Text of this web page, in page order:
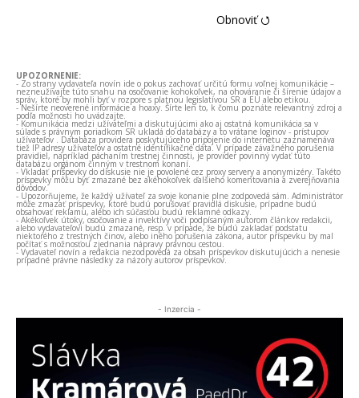
Obnoviť ⭯
UPOZORNENIE:
- Zo strany vydavateľa novín ide o pokus zachovať určitú formu voľnej komunikácie –
nezneužívajte túto snahu na osočovanie kohokoľvek, na ohováranie či šírenie údajov a
správ, ktoré by mohli byť v rozpore s platnou legislatívou SR a EÚ alebo etikou.
- Nešírte neoverené informácie a hoaxy. Šírte len to, k čomu poznáte relevantný zdroj a
podľa možnosti ho uvádzajte.
- Komunikácia medzi užívateľmi a diskutujúcimi ako aj ostatná komunikácia sa v
súlade s právnym poriadkom SR ukladá do databázy a to vrátane loginov - prístupov
užívateľov . Databáza providera poskytujúceho pripojenie do internetu zaznamenáva
tiež IP adresy užívateľov a ostatné identifikačné dáta. V prípade závažného porušenia
pravidiel, napríklad páchaním trestnej činnosti, je provider povinný vydať túto
databázu orgánom činným v trestnom konaní.
- Vkladať príspevky do diskusie nie je povolené cez proxy servery a anonymizéry. Takéto
príspevky môžu byť zmazané bez akéhokoľvek ďalšieho komentovania a zverejňovania
dôvodov.
- Upozorňujeme, že každý užívateľ za svoje konanie plne zodpovedá sám. Administrátor
môže zmazať príspevky, ktoré budú porušovať pravidlá diskusie, prípadne budú
obsahovať reklamu, alebo ich súčasťou budú reklamné odkazy.
- Akékoľvek útoky, osočovanie a invektívy voči podpísaným autorom článkov redakcii,
alebo vydavateľovi budú zmazané, resp. v prípade, že budú zakladať podstatu
niektorého z trestných činov, alebo iného porušenia zákona, autor príspevku by mal
počítať s možnosťou zjednania nápravy právnou cestou.
- Vydavateľ novín a redakcia nezodpovedá za obsah príspevkov diskutujúcich a nenesie
prípadné právne následky za názory autorov príspevkov.
- Inzercia -